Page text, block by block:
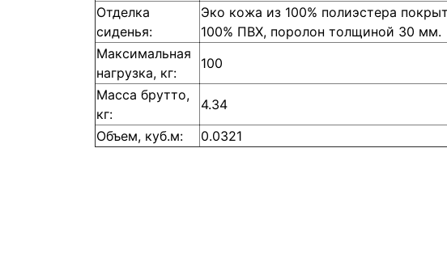
Отделка
сиденья:
Эко кожа из 100% полиэстера
100% ПВХ, поролон толщиной 30 мм.
Максимальная
нагрузка, кг:
100
Масса брутто,
кг:
4.34
Объем, куб.м:
0.0321